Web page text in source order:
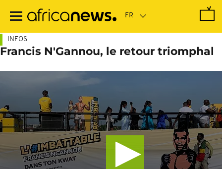
contenu
INFOS
Francis N'Gannou, le retour triomphal